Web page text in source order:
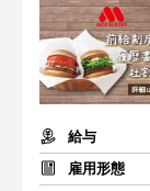
給与
雇用形態